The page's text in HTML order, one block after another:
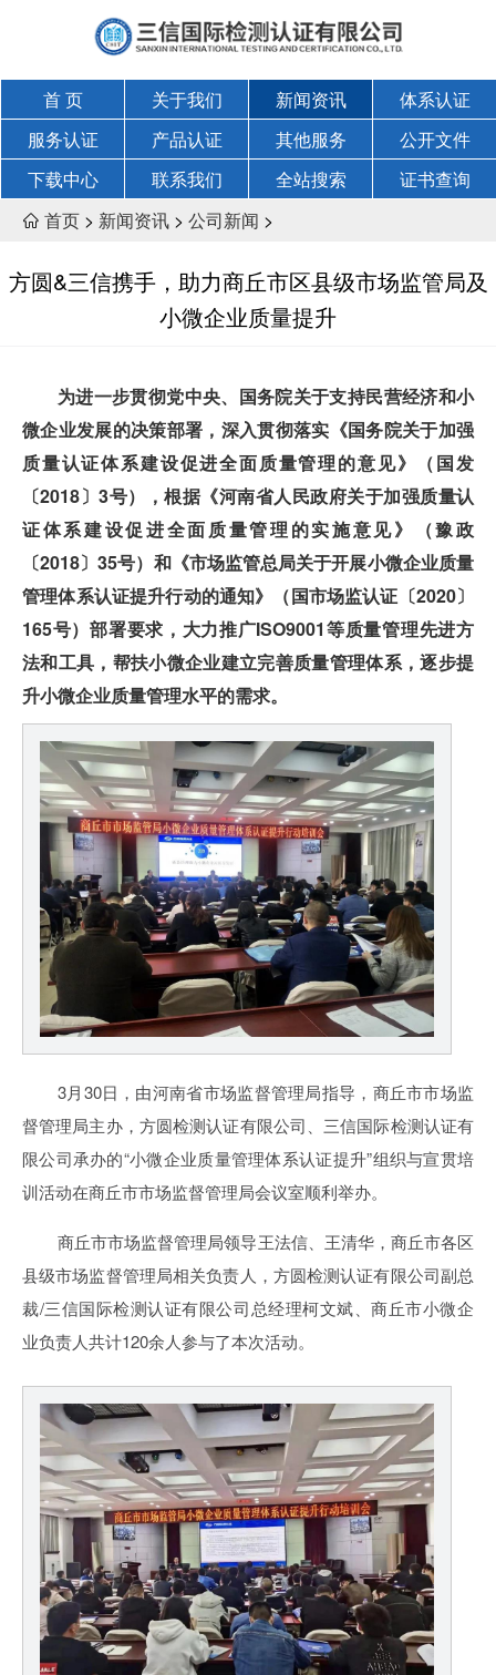
首 页 关于我们 新闻资讯
体系认证
服务认证
产品认证 其他服务
公开文件
下载中心
联系我们 全站搜索 证书查询
 首页 > 新闻资讯 > 公司新闻 >
方圆&三信携手，助力商丘市区县级市场监管局及
小微企业质量提升
为进一步贯彻党中央、国务院关于支持民营经济和小
微企业发展的决策部署，深入贯彻落实《国务院关于加强
质量认证体系建设促进全面质量管理的意见》（国发
〔2018〕3号），根据《河南省人民政府关于加强质量认
证体系建设促进全面质量管理的实施意见》（豫政
〔2018〕35号）和《市场监管总局关于开展小微企业质量
管理体系认证提升行动的通知》（国市场监认证〔2020〕
165号）部署要求，大力推广ISO9001等质量管理先进方
法和工具，帮扶小微企业建立完善质量管理体系，逐步提
升小微企业质量管理水平的需求。
3月30日，由河南省市场监督管理局指导，商丘市市场监
督管理局主办，方圆检测认证有限公司、三信国际检测认证有
限公司承办的“小微企业质量管理体系认证提升”组织与宣贯培
训活动在商丘市市场监督管理局会议室顺利举办。
商丘市市场监督管理局领导王法信、王清华，商丘市各区
县级市场监督管理局相关负责人，方圆检测认证有限公司副总
裁/三信国际检测认证有限公司总经理柯文斌、商丘市小微企
业负责人共计120余人参与了本次活动。